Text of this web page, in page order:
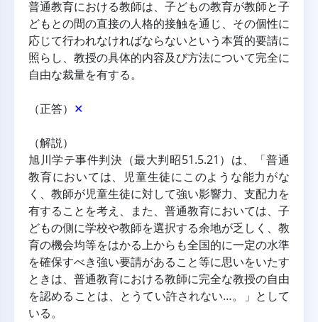
普通教育における教師は、子どもの教育が教師と子
どもとの間の直接の人格的接触を通じ、その個性に
応じて行われなければならないという本質的要請に
照らし、教授の具体的内容及び方法について完全に
自由な裁量を有する。
（正答） ✕
（解説）
旭川学テ事件判決（最大判昭51.5.21）は、「普通
教育においては、児童生徒にこのような能力がな
く、教師が児童生徒に対して強い影響力、支配力を
有することを考え、また、普通教育においては、子
どもの側に学校や教師を選択する余地が乏しく、教
育の機会均等をはかる上からも全国的に一定の水準
を確保すべき強い要請があること等に思いをいたす
ときは、普通教育における教師に完全な教授の自由
を認めることは、とうてい許されない…。」として
いる。